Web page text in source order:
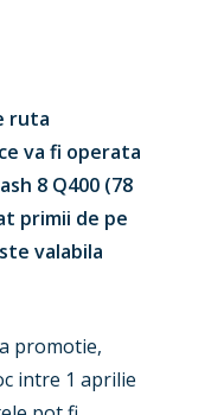
ruta
va fi operata
8 Q400 (78
primii de pe
valabila
promotie,
intre 1 aprilie